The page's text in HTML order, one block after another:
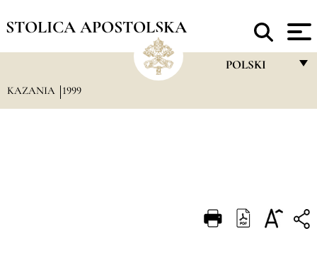
STOLICA APOSTOLSKA
POLSKI
DEUTSCH
KAZANIA 1999